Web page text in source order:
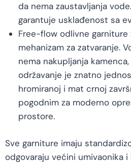
da nema zaustavljanja
garantuje usklađenost sa
Free-flow odlivne garniture
mehanizam za zatvaranje.
nema nakupljanja
održavanje je znatno
hromiranoj i mat crnoj
pogodnim za moderno
prostore.
Sve garniture imaju
odgovaraju većini umivaonika